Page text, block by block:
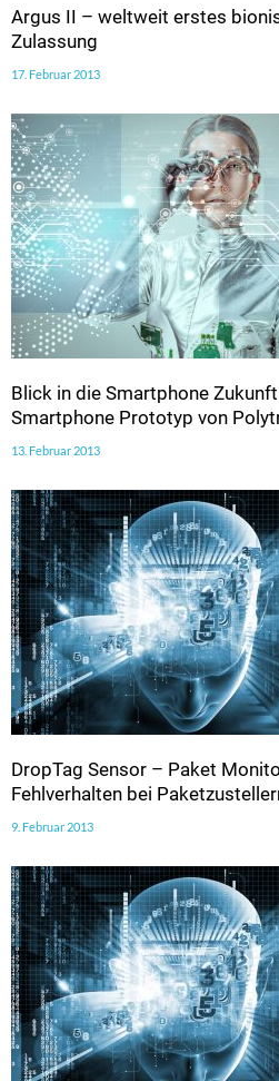
Argus II – weltweit erstes
Zulassung
17. Februar 2013
Blick in die Smartphone
Smartphone Prototyp von
13. Februar 2013
DropTag Sensor – Paket
Fehlverhalten bei
9. Februar 2013